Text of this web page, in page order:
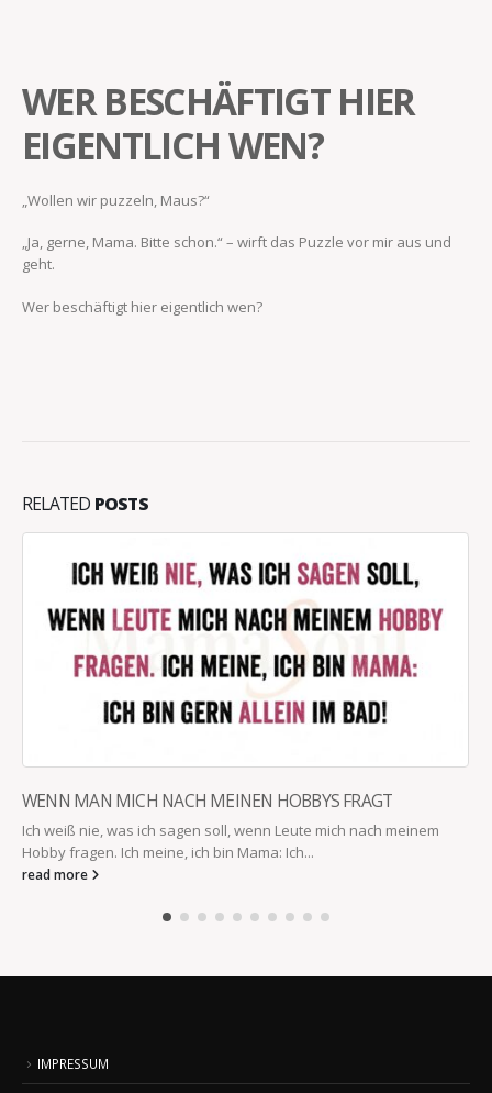
WER BESCHÄFTIGT HIER
EIGENTLICH WEN?
„Wollen wir puzzeln, Maus?“
„Ja, gerne, Mama. Bitte schon.“ – wirft das Puzzle vor mir aus und
geht.
Wer beschäftigt hier eigentlich wen?
RELATED POSTS
WENN MAN MICH NACH MEINEN HOBBYS FRAGT
Ich weiß nie, was ich sagen soll, wenn Leute mich nach meinem
Hobby fragen. Ich meine, ich bin Mama: Ich...
read more
IMPRESSUM